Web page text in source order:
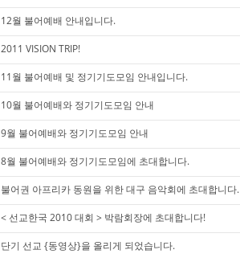
12월 불어예배 안내입니다.
2011 VISION TRIP!
11월 불어예배 및 정기기도모임 안내입니다.
10월 불어예배와 정기기도모임 안내
9월 불어예배와 정기기도모임 안내
8월 불어예배와 정기기도모임에 초대합니다.
불어권 아프리카 동원을 위한 대구 음악회에 초대합니다.
< 선교한국 2010 대회 > 박람회장에 초대합니다!
단기 선교 {동영상}을 올리게 되었습니다.